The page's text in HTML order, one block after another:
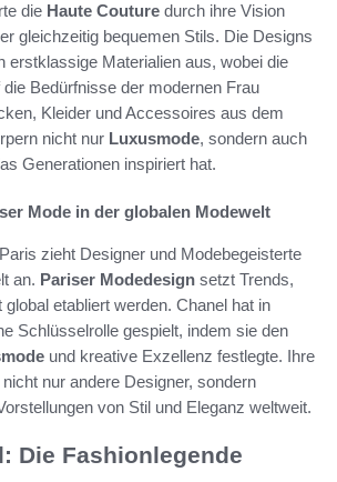
die Haute Couture durch ihre Vision
gleichzeitig bequemen Stils. Die Designs
erstklassige Materialien aus, wobei die
Bedürfnisse der modernen Frau
Kleider und Accessoires aus dem
nicht nur Luxusmode, sondern auch
Generationen inspiriert hat.
Mode in der globalen Modewelt
zieht Designer und Modebegeisterte
an. Pariser Modedesign setzt Trends,
etabliert werden. Chanel hat in
Schlüsselrolle gespielt, indem sie den
und kreative Exzellenz festlegte. Ihre
nur andere Designer, sondern
von Stil und Eleganz weltweit.
Die Fashionlegende